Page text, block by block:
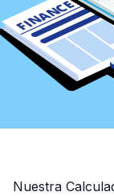
Nuestra